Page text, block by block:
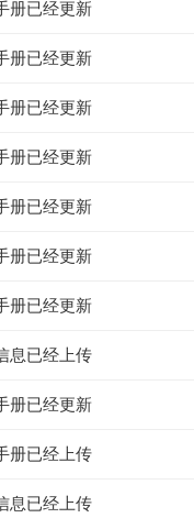
册已经更新
册已经更新
册已经更新
册已经更新
册已经更新
册已经更新
册已经更新
息已经上传
册已经更新
册已经上传
息已经上传